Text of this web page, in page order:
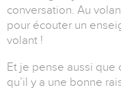
conversation. Au
pour écouter un
volant !
Et je pense aussi que
qu’il y a une bonne